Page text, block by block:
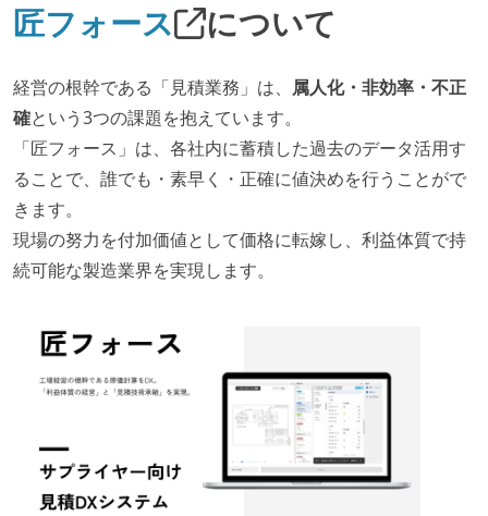
匠フォース について
経営の根幹である「見積業務」は、 属人化・非効率・不正
確という3つの課題を抱えています。
「匠フォース」は、各社内に蓄積した過去のデータ活用す
ることで、誰でも・素早く・正確に値決めを行うことがで
きます。
現場の努力を付加価値として価格に転嫁し、利益体質で持
続可能な製造業界を実現します。